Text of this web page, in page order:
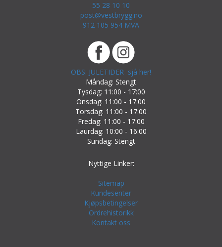
55 28 10 10
post@vestbrygg.no
912 105 954 MVA
OBS: JULETIDER sjå her!
Måndag: Stengt
Tysdag: 11:00 - 17:00
Onsdag: 11:00 - 17:00
Torsdag: 11:00 - 17:00
Fredag: 11:00 - 17:00
Laurdag: 10:00 - 16:00
Sundag: Stengt
Nyttige Linker:
Sitemap
Kundesenter
Kjøpsbetingelser
Ordrehistorikk
Kontakt oss